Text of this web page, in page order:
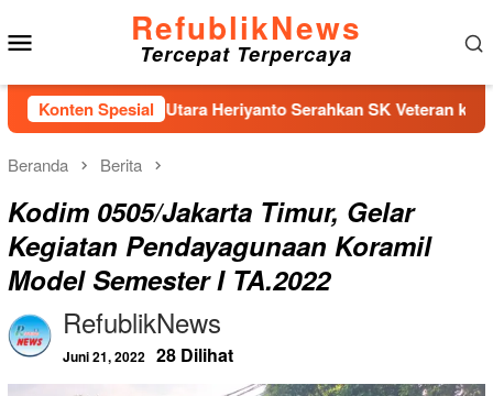
ke
konten
RefublikNews
Tercepat Terpercaya
Konten Spesial
Jakarta Utara Heriyanto Serahkan SK Veteran kepada LVRI
Beranda Berita
Kodim 0505/Jakarta Timur, Gelar
Kegiatan Pendayagunaan Koramil
Model Semester I TA.2022
RefublikNews
Juni 21, 2022 28 Dilihat